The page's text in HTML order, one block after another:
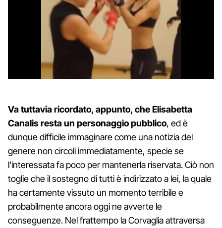
Va tuttavia ricordato, appunto, che Elisabetta
Canalis resta un personaggio pubblico, ed è
dunque difficile immaginare come una notizia del
genere non circoli immediatamente, specie se
l'interessata fa poco per mantenerla riservata. Ciò non
toglie che il sostegno di tutti è indirizzato a lei, la quale
ha certamente vissuto un momento terribile e
probabilmente ancora oggi ne avverte le
conseguenze. Nel frattempo la Corvaglia attraversa